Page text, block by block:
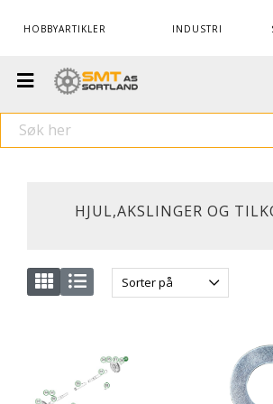
HOBBYARTIKLER INDUSTRI
HJUL,AKSLINGER OG
Sorter på